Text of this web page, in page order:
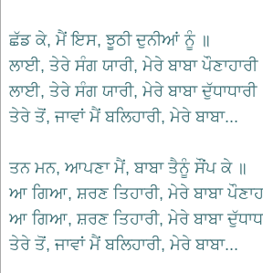
भजन
miscellaneous
विष्णु
भजन
vishnu
बाबा
बालक
नाथ
भजन
baba
balak
ਛੱਡ ਕੇ, ਮੈਂ ਇਸ, ਝੂਠੀ ਦੁਨੀਆਂ ਨੂੰ ॥
ਲਾਈ, ਤੇਰੇ ਸੰਗ ਯਾਰੀ, ਮੇਰੇ ਬਾਬਾ ਪੌਣਾਹਾਰੀ
ਲਾਈ, ਤੇਰੇ ਸੰਗ ਯਾਰੀ, ਮੇਰੇ ਬਾਬਾ ਦੁੱਧਾਧਾਰੀ
ਤੇਰੇ ਤੋਂ, ਜਾਵਾਂ ਮੈਂ ਬਲਿਹਾਰੀ, ਮੇਰੇ ਬਾਬਾ...
ਤਨ ਮਨ, ਆਪਣਾ ਮੈਂ, ਬਾਬਾ ਤੈਨੂੰ ਸੌਂਪ ਕੇ ॥
ਆ ਗਿਆ, ਸ਼ਰਣ ਤਿਹਾਰੀ, ਮੇਰੇ ਬਾਬਾ
ਆ ਗਿਆ, ਸ਼ਰਣ ਤਿਹਾਰੀ, ਮੇਰੇ ਬਾਬਾ
ਤੇਰੇ ਤੋਂ, ਜਾਵਾਂ ਮੈਂ ਬਲਿਹਾਰੀ, ਮੇਰੇ ਬਾਬਾ...